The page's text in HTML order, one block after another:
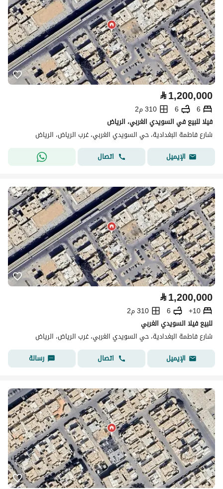
⃁1,200,000
6
6
310 م2
فيلا للبيع في السويدي الغربي، الرياض
شارع فاطمة البغدادية، حي السويدي الغربي، غرب الرياض، الرياض
الإيميل
اتصال
⃁1,200,000
10+
6
310 م2
للبيع فيلا السويدي الغربي
شارع فاطمة البغدادية، حي السويدي الغربي، غرب الرياض، الرياض
الإيميل
اتصال رسالة